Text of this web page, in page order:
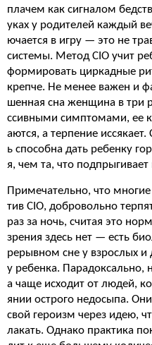
плачем как сигналом
уках у родителей каждый
ючается в игру — это не
системы. Метод CIO учит
формировать циркадные
крепче. Не менее важен и
шенная сна женщина в три
ссивными симптомами, ее
аются, а терпение
ь способна дать ребенку
я, чем та, что
Примечательно, что
тив CIO, добровольно
раз за ночь, считая это
зрения здесь нет — есть
рерывном сне у взрослых и
у ребенка. Парадоксально,
а чаще исходит от людей,
янии острого недосыпа.
свой героизм через идею,
лакать. Однако практика